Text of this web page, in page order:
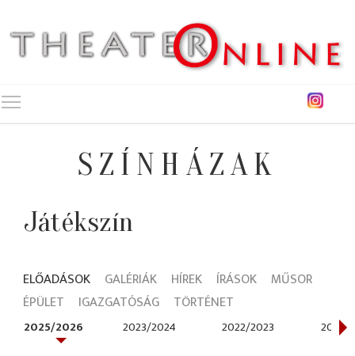
SZÍNHÁZAK
Játékszín
ELŐADÁSOK GALÉRIÁK HÍREK ÍRÁSOK
MŰSOR
ÉPÜLET
IGAZGATÓSÁG TÖRTÉNET
2025/2026 2023/2024 2022/2023 2021/